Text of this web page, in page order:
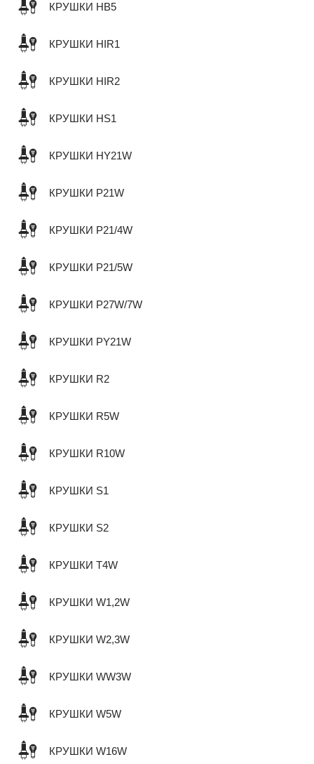
КРУШКИ HB5
КРУШКИ HIR1
КРУШКИ HIR2
КРУШКИ HS1
КРУШКИ HY21W
КРУШКИ P21W
КРУШКИ P21/4W
КРУШКИ P21/5W
КРУШКИ P27W/7W
КРУШКИ PY21W
КРУШКИ R2
КРУШКИ R5W
КРУШКИ R10W
КРУШКИ S1
КРУШКИ S2
КРУШКИ T4W
КРУШКИ W1,2W
КРУШКИ W2,3W
КРУШКИ WW3W
КРУШКИ W5W
КРУШКИ W16W